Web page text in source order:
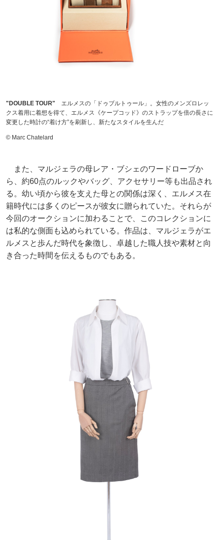
"DOUBLE TOUR" エルメスの「ドゥブルトゥール」。女性のメンズロレッ
クス着用に着想を得て、エルメス《ケープコッド》のストラップを倍の長さに
変更した時計の“着け方”を刷新し、新たなスタイルを生んだ
© Marc Chatelard
また、マルジェラの母レア・ブシェのワードローブか
ら、約60点のルックやバッグ、アクセサリー等も出品され
る。幼い頃から彼を支えた母との関係は深く、エルメス在
籍時代には多くのピースが彼女に贈られていた。それらが
今回のオークションに加わることで、このコレクションに
は私的な側面も込められている。作品は、マルジェラがエ
ルメスと歩んだ時代を象徴し、卓越した職人技や素材と向
き合った時間を伝えるものでもある。